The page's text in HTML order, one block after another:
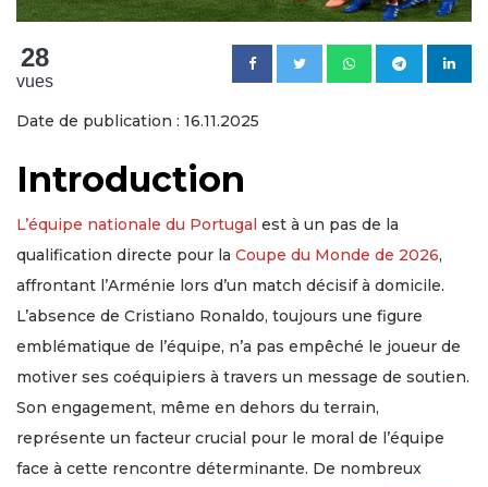
28
vues
Date de publication : 16.11.2025
Introduction
L’équipe nationale du Portugal est à un pas de la
qualification directe pour la Coupe du Monde de 2026,
affrontant l’Arménie lors d’un match décisif à domicile.
L’absence de Cristiano Ronaldo, toujours une figure
emblématique de l’équipe, n’a pas empêché le joueur de
motiver ses coéquipiers à travers un message de soutien.
Son engagement, même en dehors du terrain,
représente un facteur crucial pour le moral de l’équipe
face à cette rencontre déterminante. De nombreux